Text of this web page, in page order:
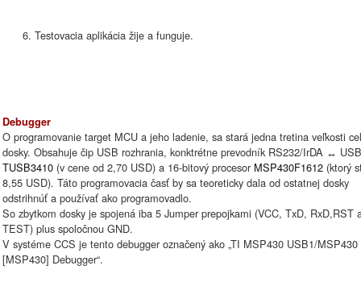
Testovacia aplikácia žije a funguje.
Debugger
O programovanie target MCU a jeho ladenie, sa stará jedna tretina veľkosti
dosky. Obsahuje čip USB rozhrania, konktrétne prevodník RS232/IrDA ↔ USB
TUSB3410 (v cene od 2,70 USD) a 16-bitový procesor MSP430F1612 (ktorý
8,55 USD). Táto programovacia časť by sa teoreticky dala od ostatnej dosky
odstrihnúť a používať ako programovadlo.
So zbytkom dosky je spojená iba 5 Jumper prepojkami (VCC, TxD, RxD,RST
TEST) plus spoločnou GND.
V systéme CCS je tento debugger označený ako „TI MSP430 USB1/MSP430
[MSP430] Debugger“.